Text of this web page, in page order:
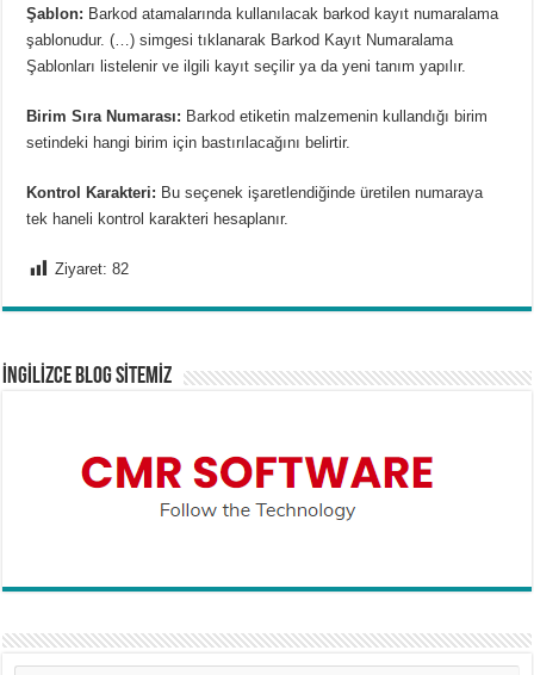
Şablon: Barkod atamalarında kullanılacak barkod kayıt numaralama
şablonudur. (…) simgesi tıklanarak Barkod Kayıt Numaralama
Şablonları listelenir ve ilgili kayıt seçilir ya da yeni tanım yapılır.
Birim Sıra Numarası: Barkod etiketin malzemenin kullandığı birim
setindeki hangi birim için bastırılacağını belirtir.
Kontrol Karakteri: Bu seçenek işaretlendiğinde üretilen numaraya
tek haneli kontrol karakteri hesaplanır.
Ziyaret: 82
İNGİLİZCE BLOG SİTEMİZ